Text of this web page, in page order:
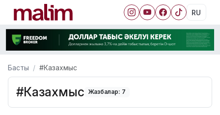
RU
Басты #Казахмыс
#Казахмыс Жазбалар: 7